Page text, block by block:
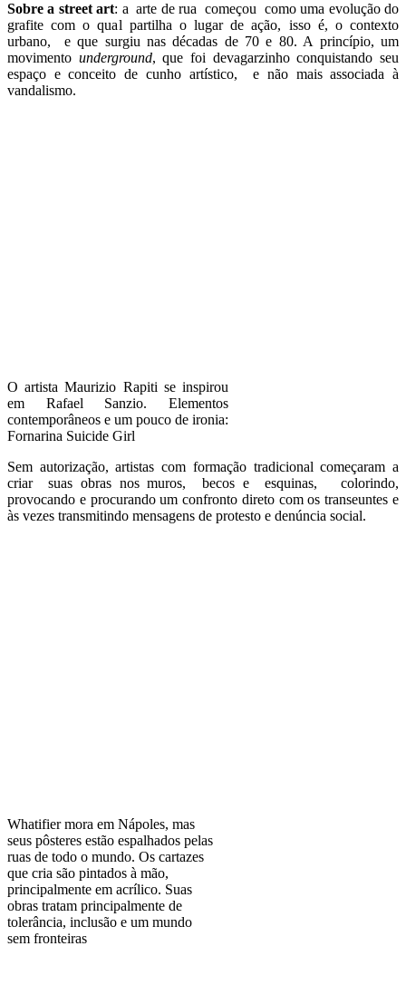
Sobre a street art: a arte de rua começou como uma evolução do
grafite com o qual partilha o lugar de ação, isso é, o contexto
urbano, e que surgiu nas décadas de 70 e 80. A princípio, um
movimento underground, que foi devagarzinho conquistando seu
espaço e conceito de cunho artístico, e não mais associada à
vandalismo.
O artista Maurizio Rapiti se inspirou
em Rafael Sanzio. Elementos
contemporâneos e um pouco de ironia:
Fornarina Suicide Girl
Sem autorização, artistas com formação tradicional começaram a
criar suas obras nos muros, becos e esquinas, colorindo,
provocando e procurando um confronto direto com os transeuntes e
às vezes transmitindo mensagens de protesto e denúncia social.
Whatifier mora em Nápoles, mas
seus pôsteres estão espalhados pelas
ruas de todo o mundo. Os cartazes
que cria são pintados à mão,
principalmente em acrílico. Suas
obras tratam principalmente de
tolerância, inclusão e um mundo
sem fronteiras